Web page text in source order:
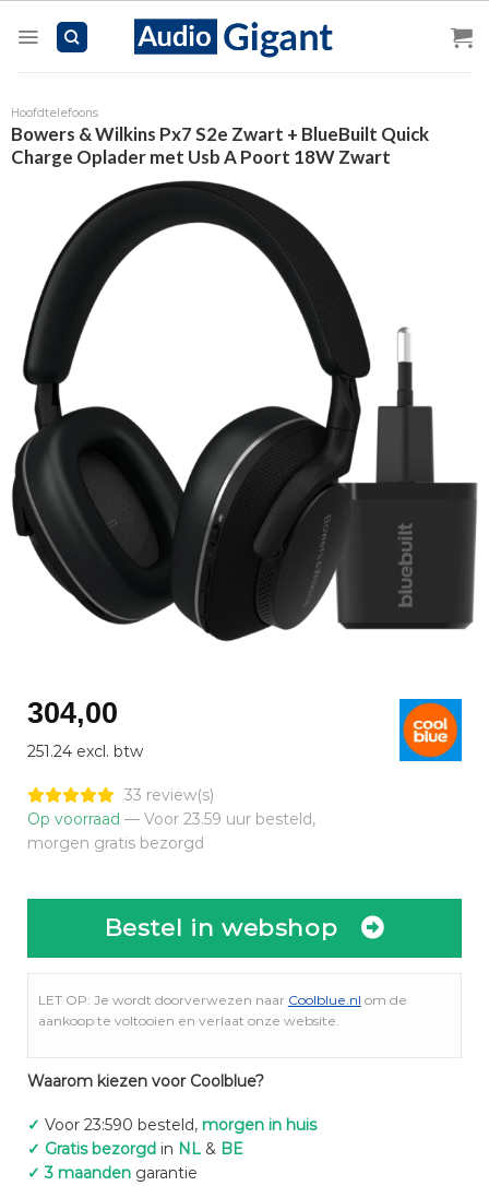
Hoofdtelefoons
Bowers & Wilkins Px7 S2e Zwart + BlueBuilt Quick
Charge Oplader met Usb A Poort 18W Zwart
304,00
251.24 excl. btw
33 review(s)
Op voorraad — Voor 23.59 uur besteld,
morgen gratis bezorgd
Bestel in webshop
LET OP: Je wordt doorverwezen naar Coolblue.nl om de
aankoop te voltooien en verlaat onze website.
Waarom kiezen voor Coolblue?
✓ Voor 23:590 besteld, morgen in huis
✓ Gratis bezorgd in NL& BE
✓ 3 maanden garantie